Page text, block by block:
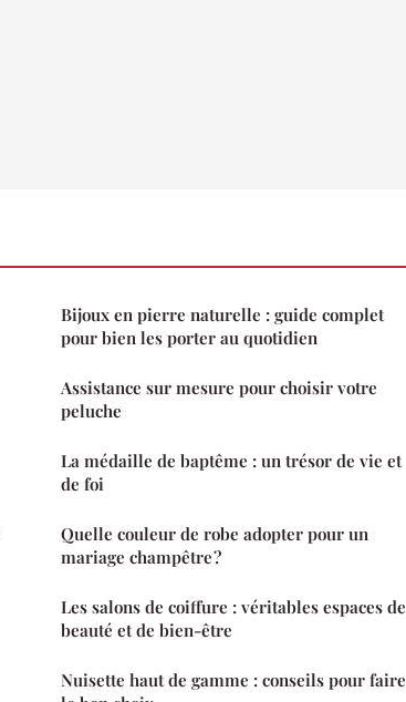
Bijoux en pierre naturelle : guide complet
pour bien les porter au quotidien
Assistance sur mesure pour choisir votre
peluche
La médaille de baptême : un trésor de vie et
de foi
Quelle couleur de robe adopter pour un
mariage champêtre ?
Les salons de coiffure : véritables espaces de
beauté et de bien-être
Nuisette haut de gamme : conseils pour faire